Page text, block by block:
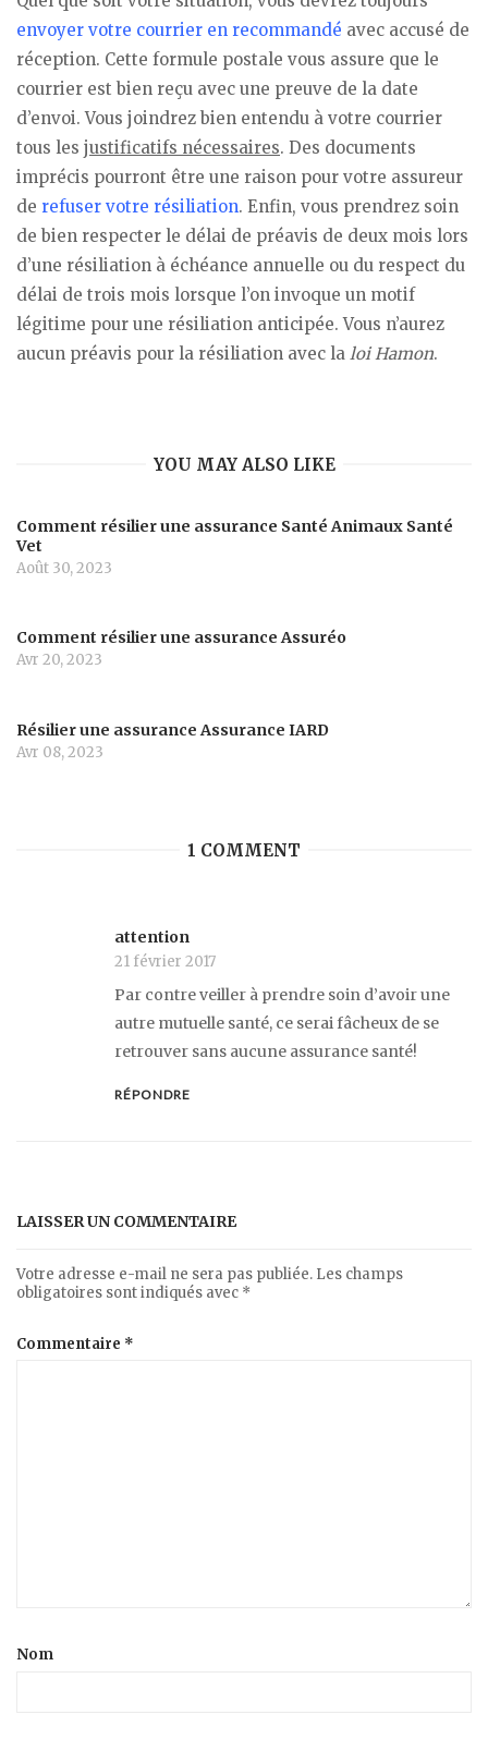
envoyer votre courrier en recommandé avec accusé de
réception. Cette formule postale vous assure que le
courrier est bien reçu avec une preuve de la date
d’envoi. Vous joindrez bien entendu à votre courrier
tous les justificatifs nécessaires. Des documents
imprécis pourront être une raison pour votre assureur
de refuser votre résiliation. Enfin, vous prendrez soin
de bien respecter le délai de préavis de deux mois lors
d’une résiliation à échéance annuelle ou du respect du
délai de trois mois lorsque l’on invoque un motif
légitime pour une résiliation anticipée. Vous n’aurez
aucun préavis pour la résiliation avec la loi Hamon.
YOU MAY ALSO LIKE
Comment résilier une assurance Santé Animaux Santé
Vet
Août 30, 2023
Comment résilier une assurance Assuréo
Avr 20, 2023
Résilier une assurance Assurance IARD
Avr 08, 2023
1 COMMENT
attention
21 février 2017
Par contre veiller à prendre soin d’avoir une
autre mutuelle santé, ce serai fâcheux de se
retrouver sans aucune assurance santé!
RÉPONDRE
LAISSER UN COMMENTAIRE
Votre adresse e-mail ne sera pas publiée. Les champs
obligatoires sont indiqués avec *
Commentaire *
Nom